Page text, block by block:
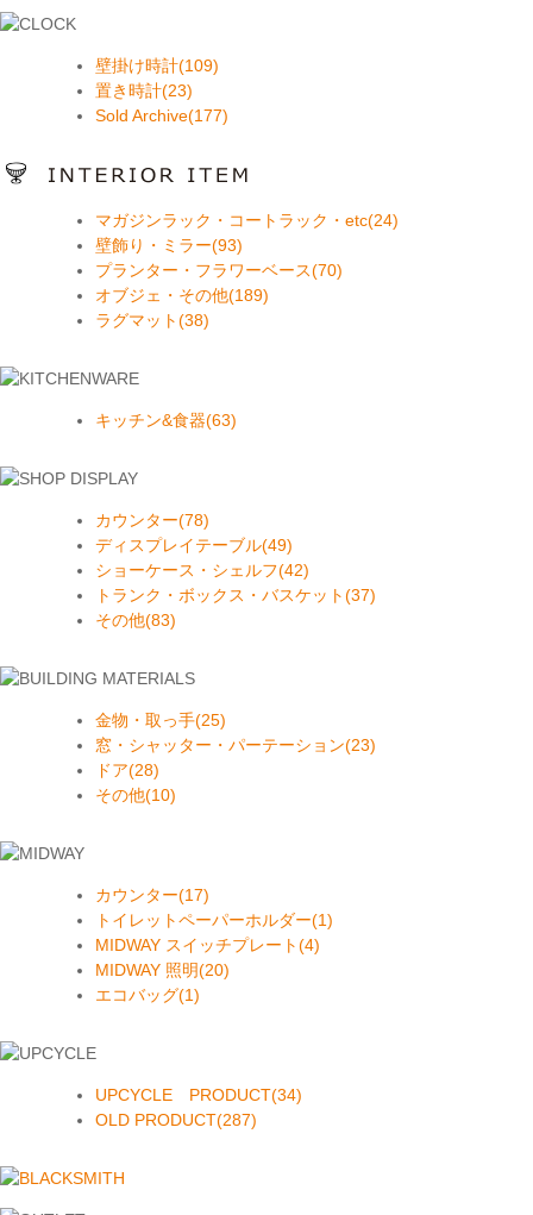
壁掛け時計(109)
置き時計(23)
Sold Archive(177)
マガジンラック・コートラック・etc(24)
壁飾り・ミラー(93)
プランター・フラワーベース(70)
オブジェ・その他(189)
ラグマット(38)
キッチン&食器(63)
カウンター(78)
ディスプレイテーブル(49)
ショーケース・シェルフ(42)
トランク・ボックス・バスケット(37)
その他(83)
金物・取っ手(25)
窓・シャッター・パーテーション(23)
ドア(28)
その他(10)
カウンター(17)
トイレットペーパーホルダー(1)
MIDWAY スイッチプレート(4)
MIDWAY 照明(20)
エコバッグ(1)
UPCYCLE PRODUCT(34)
OLD PRODUCT(287)